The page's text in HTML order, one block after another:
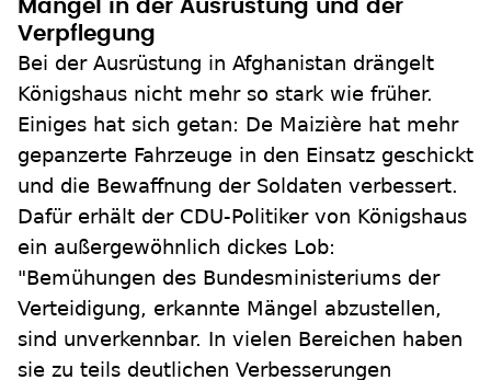
Mängel in der Ausrüstung und der
Verpflegung
Bei der Ausrüstung in Afghanistan drängelt
Königshaus nicht mehr so stark wie früher.
Einiges hat sich getan: De Maizière hat mehr
gepanzerte Fahrzeuge in den Einsatz geschickt
und die Bewaffnung der Soldaten verbessert.
Dafür erhält der CDU-Politiker von Königshaus
ein außergewöhnlich dickes Lob:
"Bemühungen des Bundesministeriums der
Verteidigung, erkannte Mängel abzustellen,
sind unverkennbar. In vielen Bereichen haben
sie zu teils deutlichen Verbesserungen